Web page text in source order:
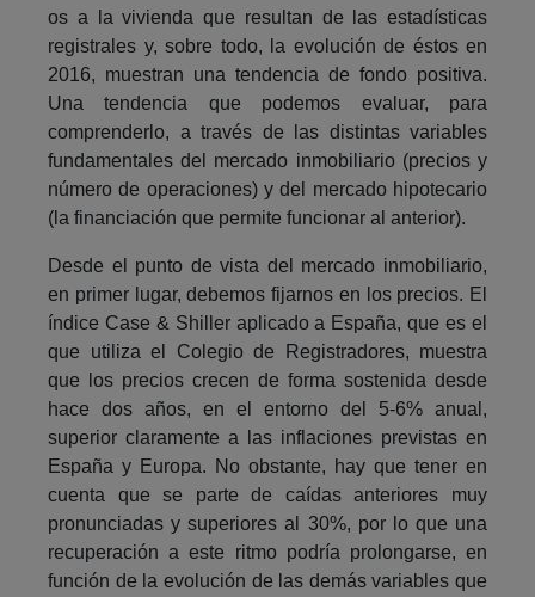
os a la vivienda que resultan de las estadísticas
registrales y, sobre todo, la evolución de éstos en
2016, muestran una tendencia de fondo positiva.
Una tendencia que podemos evaluar, para
comprenderlo, a través de las distintas variables
fundamentales del mercado inmobiliario (precios y
número de operaciones) y del mercado hipotecario
(la financiación que permite funcionar al anterior).
Desde el punto de vista del mercado inmobiliario,
en primer lugar, debemos fijarnos en los precios. El
índice Case & Shiller aplicado a España, que es el
que utiliza el Colegio de Registradores, muestra
que los precios crecen de forma sostenida desde
hace dos años, en el entorno del 5-6% anual,
superior claramente a las inflaciones previstas en
España y Europa. No obstante, hay que tener en
cuenta que se parte de caídas anteriores muy
pronunciadas y superiores al 30%, por lo que una
recuperación a este ritmo podría prolongarse, en
función de la evolución de las demás variables que